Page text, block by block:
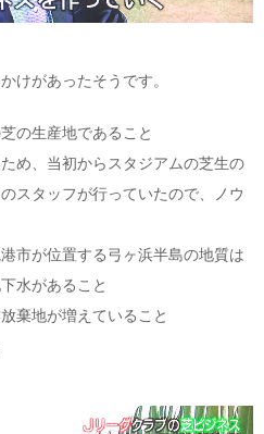
けがあったそうです。
の生産地であること
め、当初からスタジアムの芝生の
スタッフが行っていたので、ノウ
市が位置する弓ヶ浜半島の地質は
水があること
棄地が増えていること